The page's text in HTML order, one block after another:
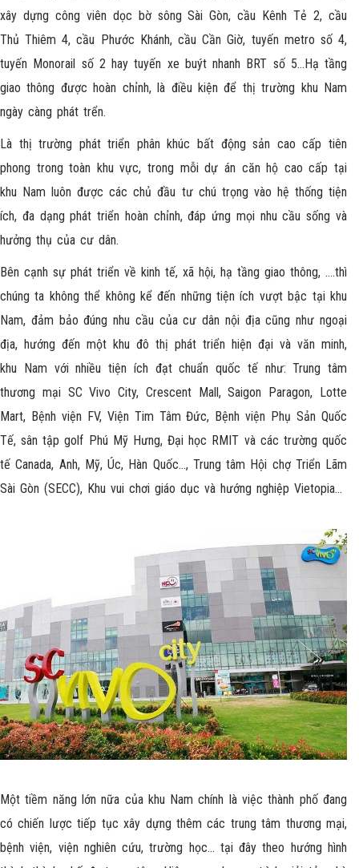
xây dựng công viên dọc bờ sông Sài Gòn, cầu Kênh Tẻ 2, cầu
Thủ Thiêm 4, cầu Phước Khánh, cầu Cần Giờ, tuyến metro số 4,
tuyến Monorail số 2 hay tuyến xe buýt nhanh BRT số 5…Hạ tầng
giao thông được hoàn chỉnh, là điều kiện để thị trường khu Nam
ngày càng phát trển.
Là thị trường phát triển phân khúc bất động sản cao cấp tiên
phong trong toàn khu vực, trong mỗi dự án căn hộ cao cấp tại
khu Nam luôn được các chủ đầu tư chú trọng vào hệ thống tiện
ích, đa dạng phát triển hoàn chỉnh, đáp ứng mọi nhu cầu sống và
hưởng thụ của cư dân.
Bên cạnh sự phát triển về kinh tế, xã hội, hạ tầng giao thông, ….thì
chúng ta không thể không kể đến những tiện ích vượt bậc tại khu
Nam, đảm bảo đúng nhu cầu của cư dân nội địa cũng như ngoại
địa, hướng đến một khu đô thị phát triển hiện đại và văn minh,
khu Nam với nhiều tiện ích đạt chuẩn quốc tế như: Trung tâm
thương mại SC Vivo City, Crescent Mall, Saigon Paragon, Lotte
Mart, Bệnh viện FV, Viện Tim Tâm Đức, Bệnh viện Phụ Sản Quốc
Tế, sân tập golf Phú Mỹ Hưng, Đại học RMIT và các trường quốc
tế Canada, Anh, Mỹ, Úc, Hàn Quốc…, Trung tâm Hội chợ Triển Lãm
Sài Gòn (SECC), Khu vui chơi giáo dục và hướng nghiệp Vietopia…
Một tiềm năng lớn nữa của khu Nam chính là việc thành phố đang
có chiến lược tiếp tục xây dựng thêm các trung tâm thương mại,
bệnh viện, viện nghiên cứu, trường học… tại đây theo hướng hình